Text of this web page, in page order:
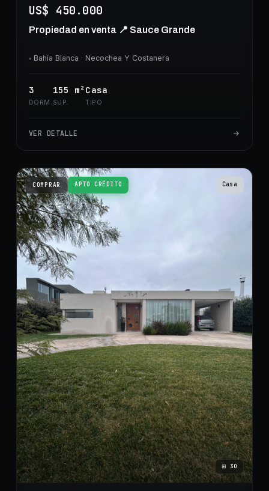
US$ 450.000
Propiedad en venta 📍 Sauce Grande
◦ Bahía Blanca · Necochea Y Costanera
3
DORM.
155 m²
SUP.
Casa
TIPO
VER DETALLE
COMPRAR APTO CRÉDITO Casa
⊞30